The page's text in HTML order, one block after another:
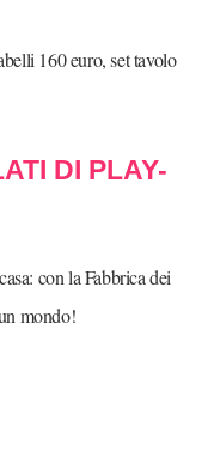
160 euro, set tavolo
DI PLAY-
con la Fabbrica dei
mondo!